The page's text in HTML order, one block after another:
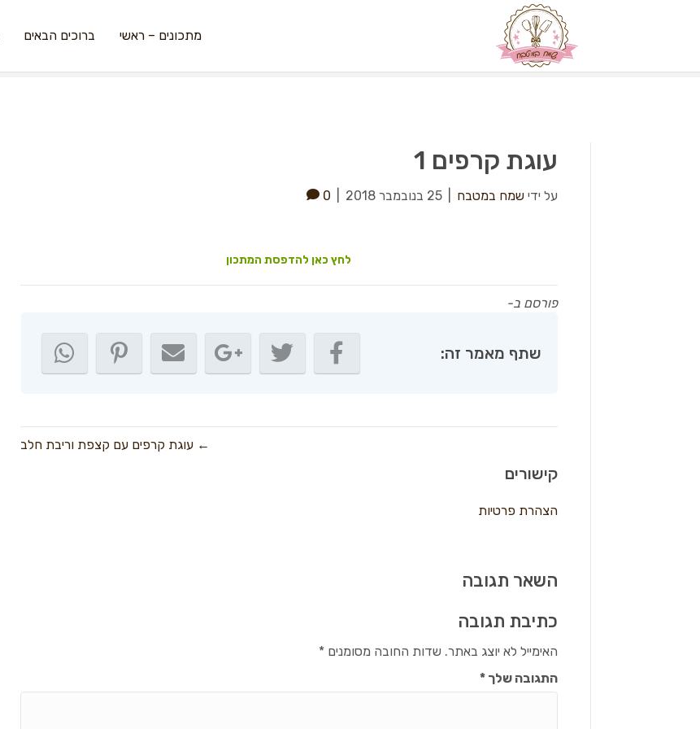
מתכונים – ראשי ברוכים הבאים
עוגת קרפים 1
על ידי שמח במטבח 25 בנובמבר 2018 0
לחץ כאן להדפסת המתכון
פורסם ב-
שתף מאמר זה:
← עוגת קרפים עם קצפת וריבת חלב
קישורים
הצהרת פרטיות
השאר תגובה
כתיבת תגובה
האימייל לא יוצג באתר. שדות החובה מסומנים*
התגובה שלך*